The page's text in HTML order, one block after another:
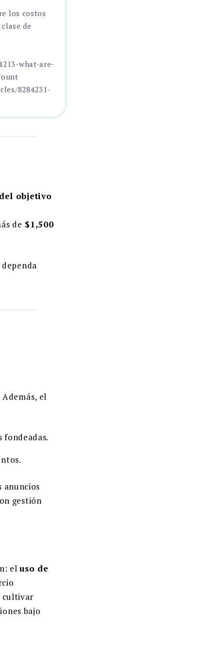
los costos
de
what-are-
8284231-
objetivo
de $1,500
el
fondeadas.
gestión
eluso de
cultivar
bajo